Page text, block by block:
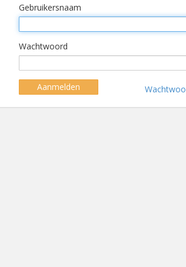
Gebruikersnaam
Wachtwoord
Aanmelden